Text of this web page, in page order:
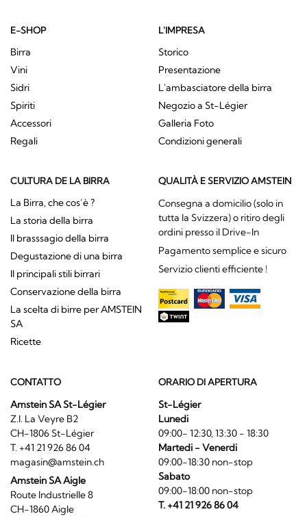
E-SHOP
Birra
Vini
Sidri
Spiriti
Accessori
Regali
L'IMPRESA
Storico
Presentazione
L'ambasciatore della birra
Negozio a St-Légier
Galleria Foto
Condizioni generali
CULTURA DE LA BIRRA
La Birra, che cos’è ?
La storia della birra
Il brasssagio della birra
Degustazione di una birra
Il principali stili birrari
Conservazione della birra
La scelta di birre per AMSTEIN
SA
Ricette
QUALITÀ E SERVIZIO AMSTEIN
Consegna a domicilio (solo in
tutta la Svizzera) o ritiro degli
ordini presso il Drive-In
Pagamento semplice e sicuro
Servizio clienti efficiente !
CONTATTO
Amstein SA St-Légier
Z.I. La Veyre B2
CH-1806 St-Légier
T. +41 21 926 86 04
magasin@amstein.ch
Amstein SA Aigle
Route Industrielle 8
CH-1860 Aigle
ORARIO DI APERTURA
St-Légier
Lunedi
09:00- 12:30, 13:30 - 18:30
Martedi - Venerdi
09:00-18:30 non-stop
Sabato
09:00-18:00 non-stop
T. +41 21 926 86 04